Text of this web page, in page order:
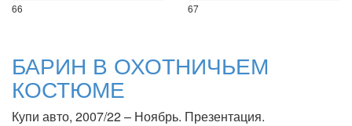
66 67
БАРИН В ОХОТНИЧЬЕМ
КОСТЮМЕ
Купи авто, 2007/22 – Ноябрь. Презентация.